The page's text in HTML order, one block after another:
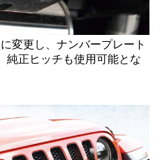
変更し、ナンバープレート
純正ヒッチも使用可能とな